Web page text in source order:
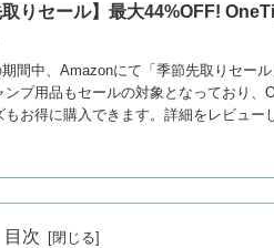
取りセール】最大44%OFF!
間中、Amazonにて「季節先取りセール
プ用品もセールの対象となっており、
お得に購入できます。詳細をレビュー
目次